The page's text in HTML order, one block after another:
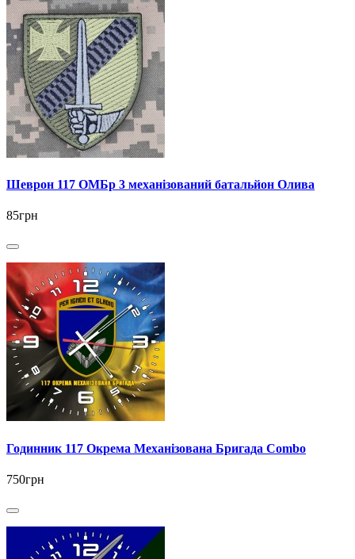
Шеврон 117 ОМБр 3 механізований батальйон Олива
85грн
Годинник 117 Окрема Механізована Бригада Combo
750грн